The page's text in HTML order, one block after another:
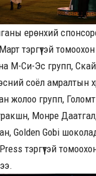
ерөнхий
тэргүүтэй
М-Си-Эс групп,
соёл амралтын
жолоо групп,
Монре Даатгал,
Golden Gobi
тэргүүтэй